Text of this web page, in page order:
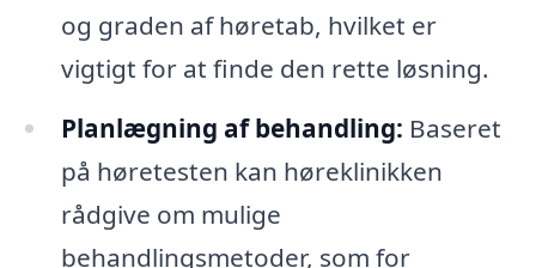
og graden af høretab, hvilket er
vigtigt for at finde den rette løsning.
Planlægning af behandling: Baseret
på høretesten kan høreklinikken
rådgive om mulige
behandlingsmetoder, som for